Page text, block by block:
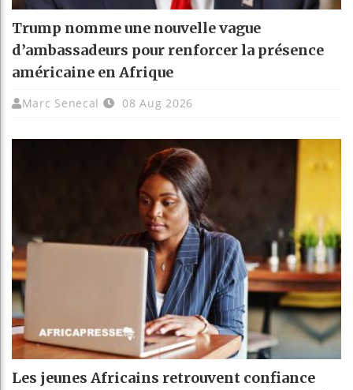
Trump nomme une nouvelle vague
d’ambassadeurs pour renforcer la présence
américaine en Afrique
Marc Senecal 08 Aug 2026
Les jeunes Africains retrouvent confiance